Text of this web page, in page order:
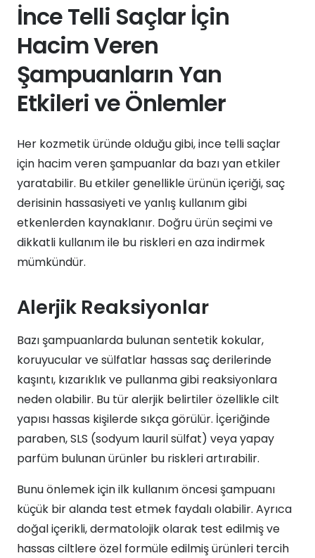
İnce Telli Saçlar İçin
Hacim Veren
Şampuanların Yan
Etkileri ve Önlemler
Her kozmetik üründe olduğu gibi, ince telli saçlar
için hacim veren şampuanlar da bazı yan etkiler
yaratabilir. Bu etkiler genellikle ürünün içeriği, saç
derisinin hassasiyeti ve yanlış kullanım gibi
etkenlerden kaynaklanır. Doğru ürün seçimi ve
dikkatli kullanım ile bu riskleri en aza indirmek
mümkündür.
Alerjik Reaksiyonlar
Bazı şampuanlarda bulunan sentetik kokular,
koruyucular ve sülfatlar hassas saç derilerinde
kaşıntı, kızarıklık ve pullanma gibi reaksiyonlara
neden olabilir. Bu tür alerjik belirtiler özellikle cilt
yapısı hassas kişilerde sıkça görülür. İçeriğinde
paraben, SLS (sodyum lauril sülfat) veya yapay
parfüm bulunan ürünler bu riskleri artırabilir.
Bunu önlemek için ilk kullanım öncesi şampuanı
küçük bir alanda test etmek faydalı olabilir. Ayrıca
doğal içerikli, dermatolojik olarak test edilmiş ve
hassas ciltlere özel formüle edilmiş ürünleri tercih